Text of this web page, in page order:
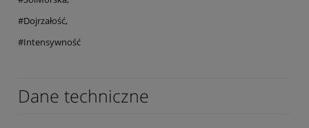
#Dojrzałość,
#Intensywność
Dane techniczne